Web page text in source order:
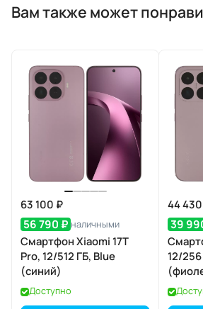
Вам также может
63 100 ₽
56 790 ₽ наличными
Смартфон Xiaomi 17T
Pro, 12/512 ГБ, Blue
(синий)
Доступно
44
39
12/